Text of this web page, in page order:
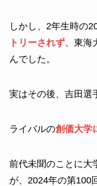
しかし、2年生時の
トリーされず、 東海
んでした。
実はその後、吉田選
ライバルの創価大学
前代未聞のことに大
が、2024年の第100